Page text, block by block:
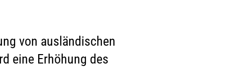
von ausländischen
eine Erhöhung des